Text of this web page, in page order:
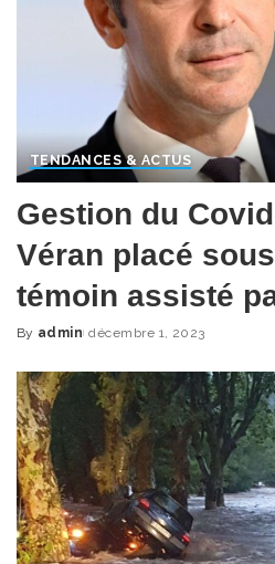
TENDANCES & ACTUS
Gestion du
Véran placé
témoin assisté
Posted
By admin décembre 1, 2023